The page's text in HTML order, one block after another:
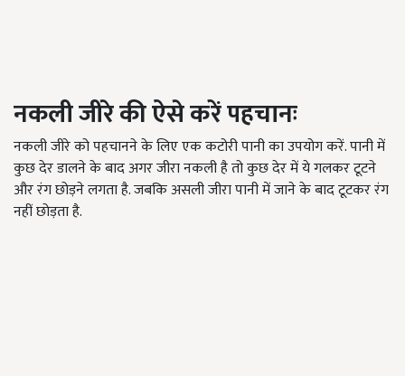
नकली जीरे की ऐसे करें पहचानः
नकली जीरे को पहचानने के लिए एक कटोरी पानी का उपयोग करें. पानी में
कुछ देर डालने के बाद अगर जीरा नकली है तो कुछ देर में ये गलकर टूटने
और रंग छोड़ने लगता है. जबकि असली जीरा पानी में जाने के बाद टूटकर रंग
नहीं छोड़ता है.